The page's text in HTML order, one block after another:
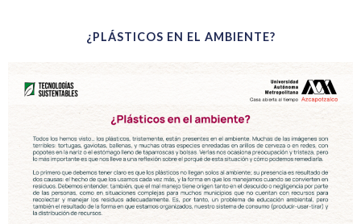
¿PLÁSTICOS EN EL AMBIENTE?